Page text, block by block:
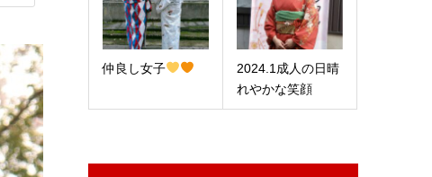
仲良し女子
2024.1成人の日晴
れやかな笑顔